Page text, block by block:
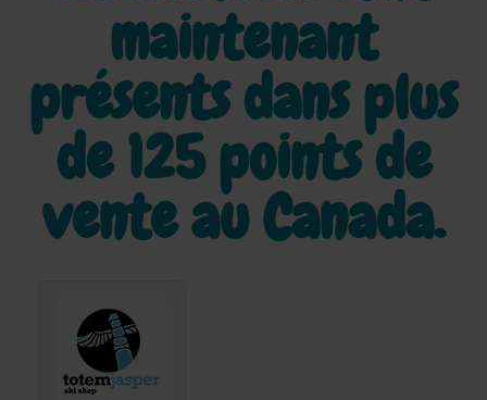
maintenant
présents dans plus
de125 points de
vente au Canada.